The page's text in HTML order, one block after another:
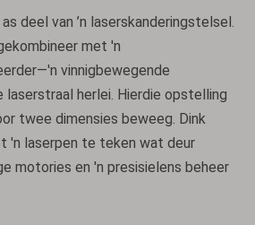
deel van ’n laserskanderingstelsel.
met 'n
vinnigbewegende
herlei. Hierdie opstelling
twee dimensies beweeg. Dink
'n laserpen te teken wat deur
motories en 'n presisielens beheer